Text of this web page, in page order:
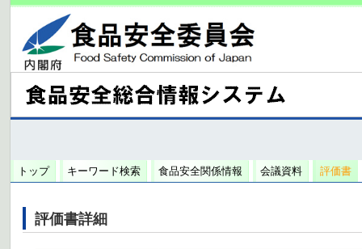
トップ キーワード検索 食品安全関係情報 会議資料 評価書
評価書詳細